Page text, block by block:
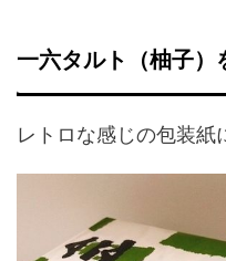
一六タルト（柚子）
レトロな感じの包装紙